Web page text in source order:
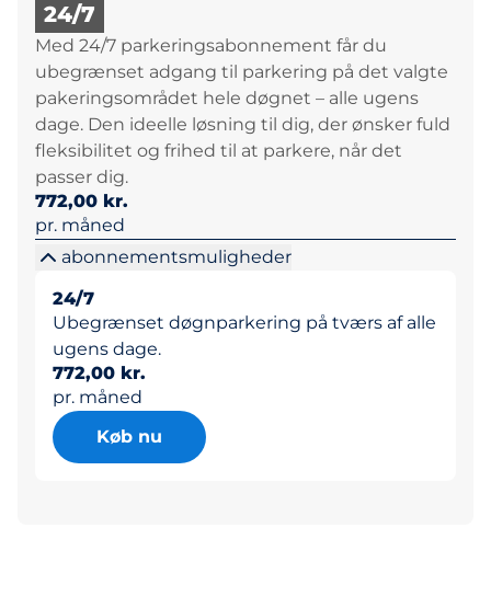
24/7
Med 24/7 parkeringsabonnement får du
ubegrænset adgang til parkering på det valgte
pakeringsområdet hele døgnet – alle ugens
dage. Den ideelle løsning til dig, der ønsker fuld
fleksibilitet og frihed til at parkere, når det
passer dig.
772,00 kr.
pr. måned
abonnementsmuligheder
24/7
Ubegrænset døgnparkering på tværs af alle
ugens dage.
772,00 kr.
pr. måned
Køb nu